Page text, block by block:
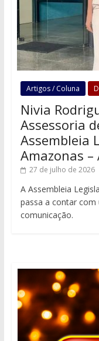
Artigos / Coluna
Nivia
Assessoria
Assembleia
Amazonas –
27 de julho de 2026
A Assembleia
passa a contar
comunicação.